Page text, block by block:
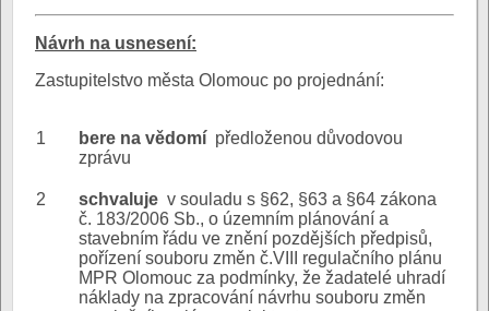
Návrh na usnesení:
Zastupitelstvo města Olomouc po projednání:
1 bere na vědomí předloženou důvodovou
zprávu
2 schvaluje v souladu s §62, §63 a §64 zákona
č. 183/2006 Sb., o územním plánování a
stavebním řádu ve znění pozdějších předpisů,
pořízení souboru změn č.VIII regulačního plánu
MPR Olomouc za podmínky, že žadatelé uhradí
náklady na zpracování návrhu souboru změn